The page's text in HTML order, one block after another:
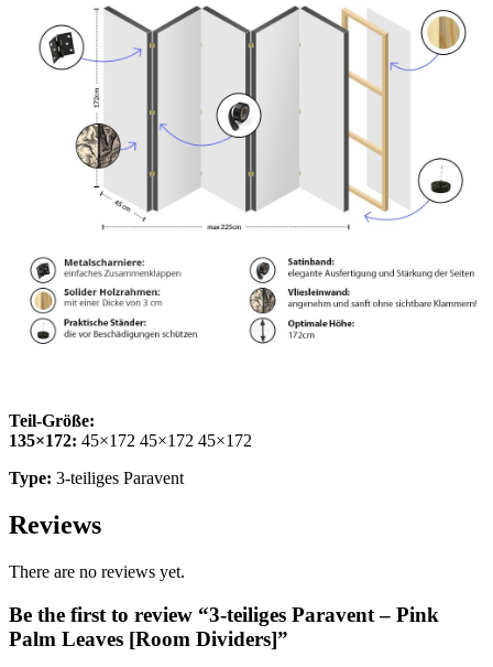
Teil-Größe:
135×172: 45×172 45×172 45×172
Type: 3-teiliges Paravent
Reviews
There are no reviews yet.
Be the first to review “3-teiliges Paravent – Pink
Palm Leaves [Room Dividers]”